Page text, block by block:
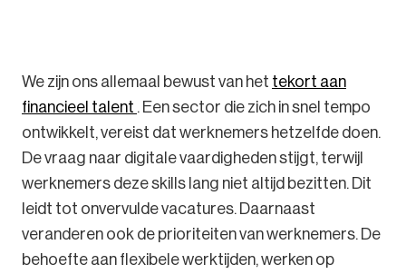
We zijn ons allemaal bewust van het tekort aan
financieel talent . Een sector die zich in snel tempo
ontwikkelt, vereist dat werknemers hetzelfde doen.
De vraag naar digitale vaardigheden stijgt, terwijl
werknemers deze skills lang niet altijd bezitten. Dit
leidt tot onvervulde vacatures. Daarnaast
veranderen ook de prioriteiten van werknemers. De
behoefte aan flexibele werktijden, werken op